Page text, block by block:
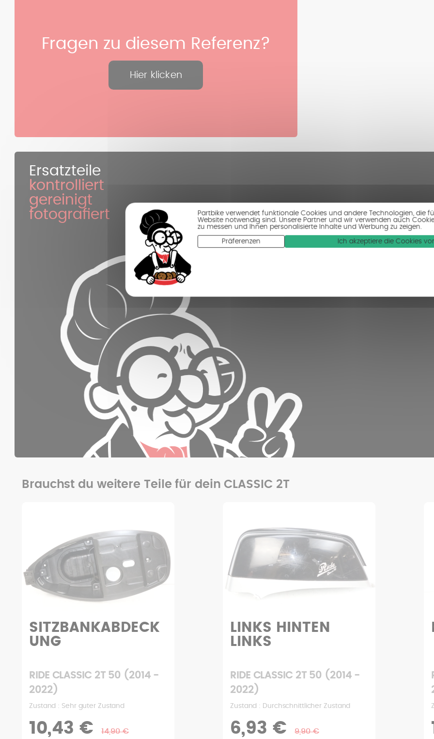
Partbike verwendet funktionale Cookies und andere Technologien, die
Website notwendig sind. Unsere Partner und wir verwenden auch
zu messen und Ihnen personalisierte Inhalte und Werbung zu zeigen.
Präferenzen Ich akzeptiere die Cookies
Fragen zu diesem Referenz?
Hier klicken
Ersatzteile
kontrolliert
gereinigt
fotografiert
Brauchst du weitere Teile für dein CLASSIC 2T
SITZBANKABDECK
UNG
RIDE CLASSIC 2T 50 (2014 -
2022)
Zustand : Sehr guter Zustand
10,43 € 14,90 €
LINKS HINTEN
LINKS
RIDE CLASSIC 2T 50 (2014 -
2022)
Zustand : Durchschnittlicher Zustand
6,93 € 9,90 €